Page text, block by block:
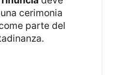
cerimonia
parte del